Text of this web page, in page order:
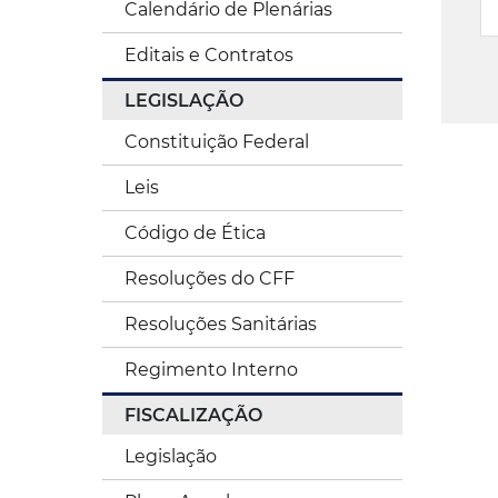
Calendário de Plenárias
Editais e Contratos
LEGISLAÇÃO
Constituição Federal
Leis
Código de Ética
Resoluções do CFF
Resoluções Sanitárias
Regimento Interno
FISCALIZAÇÃO
Legislação